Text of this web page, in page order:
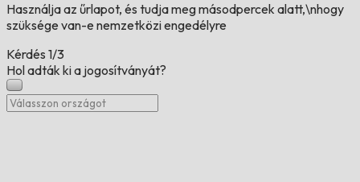
Használja az űrlapot, és tudja meg másodpercek alatt,\nhogy
szüksége van-e nemzetközi engedélyre
Kérdés 1/3
Hol adták ki a jogosítványát?